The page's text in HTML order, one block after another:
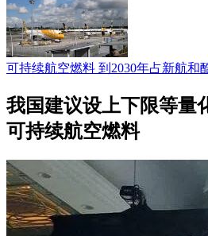
可持续航空燃料 到2030年占新航和
我国建议设上下限等量
可持续航空燃料